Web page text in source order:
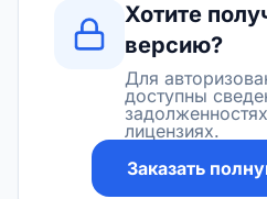
Хотите
версию?
Для
доступны
лицензиях.
Заказать